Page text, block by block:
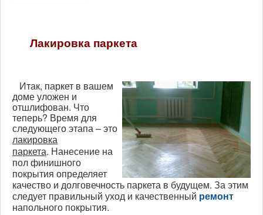
Лакировка паркета
Итак, паркет в вашем
доме уложен и
отшлифован. Что
теперь? Время для
следующего этапа – это
лакировка
паркета. Нанесение на
пол финишного
покрытия определяет
качество и долговечность паркета в будущем. За этим
следует правильный уход и качественный ремонт
напольного покрытия.